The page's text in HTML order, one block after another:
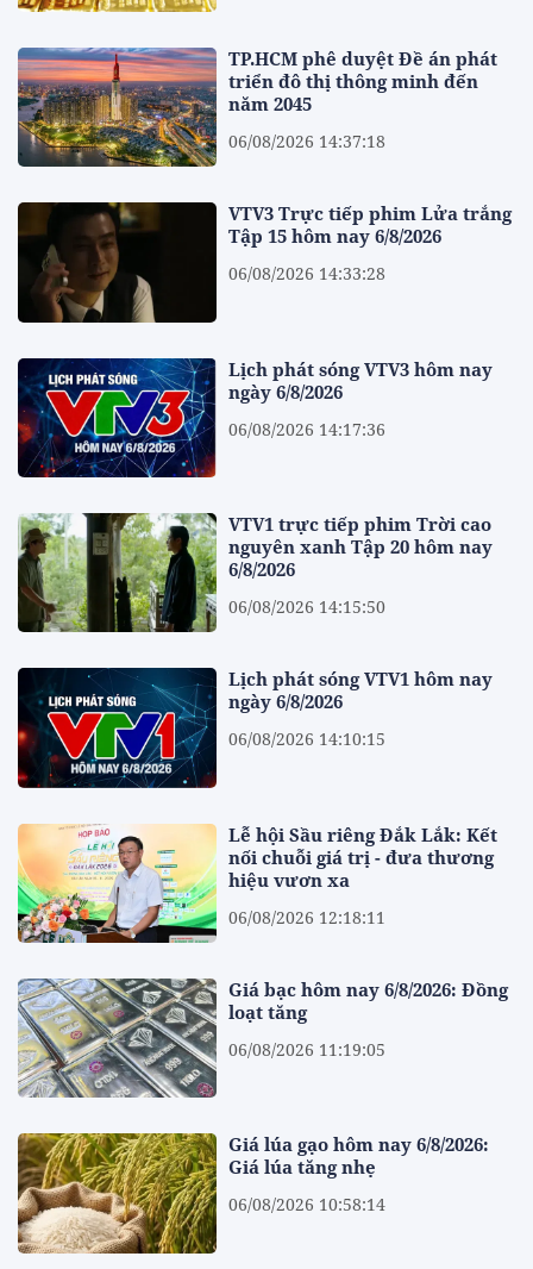
TP.HCM phê duyệt Đề án phát
triển đô thị thông minh đến
năm 2045
06/08/2026 14:37:18
VTV3 Trực tiếp phim Lửa trắng
Tập 15 hôm nay 6/8/2026
06/08/2026 14:33:28
Lịch phát sóng VTV3 hôm nay
ngày 6/8/2026
06/08/2026 14:17:36
VTV1 trực tiếp phim Trời cao
nguyên xanh Tập 20 hôm nay
6/8/2026
06/08/2026 14:15:50
Lịch phát sóng VTV1 hôm nay
ngày 6/8/2026
06/08/2026 14:10:15
Lễ hội Sầu riêng Đắk Lắk: Kết
nối chuỗi giá trị - đưa thương
hiệu vươn xa
06/08/2026 12:18:11
Giá bạc hôm nay 6/8/2026: Đồng
loạt tăng
06/08/2026 11:19:05
Giá lúa gạo hôm nay 6/8/2026:
Giá lúa tăng nhẹ
06/08/2026 10:58:14